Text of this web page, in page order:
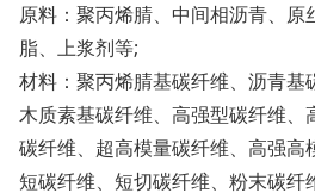
原料：聚丙烯腈、中间相沥青、原
脂、上浆剂等;
材料：聚丙烯腈基碳纤维、沥青基
木质素基碳纤维、高强型碳纤维、
碳纤维、超高模量碳纤维、高强高
短碳纤维、短切碳纤维、粉末碳纤